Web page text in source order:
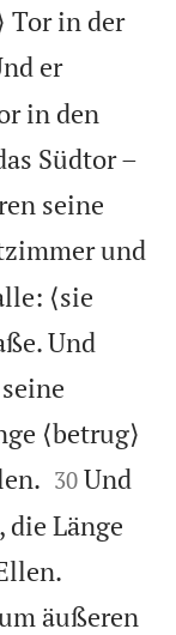
Tor in der
er
in den
Südtor –
seine
und
⟨sie
Und
⟨betrug⟩


30 Und
Länge
äußeren